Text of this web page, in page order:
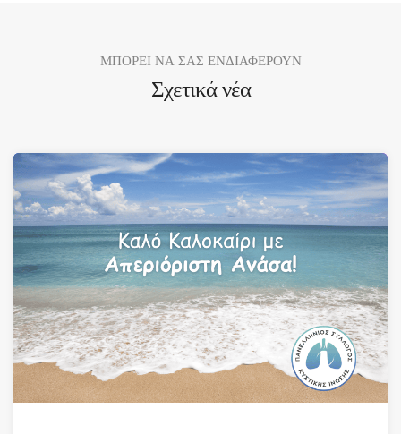
ΜΠΟΡΕΙ ΝΑ ΣΑΣ ΕΝΔΙΑΦΕΡΟΥΝ
Σχετικά νέα